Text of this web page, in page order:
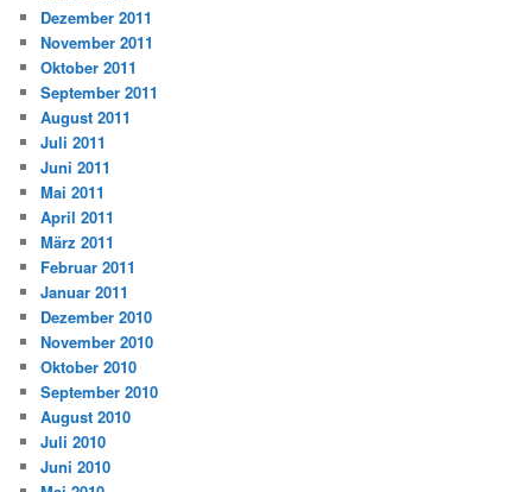
Dezember 2011
November 2011
Oktober 2011
September 2011
August 2011
Juli 2011
Juni 2011
Mai 2011
April 2011
März 2011
Februar 2011
Januar 2011
Dezember 2010
November 2010
Oktober 2010
September 2010
August 2010
Juli 2010
Juni 2010